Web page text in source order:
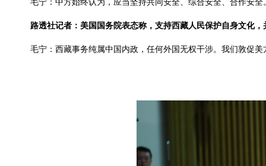
路透社记者：美国国务院表态称，支持西藏人民保护自身文化
毛宁：西藏事务纯属中国内政，任何外国无权干涉。我们敦促